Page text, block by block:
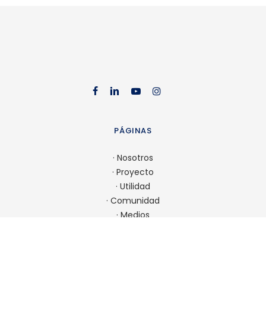
facebook
linkedin
youtube
PÁGINAS
· Nosotros
· Proyecto
· Utilidad
· Comunidad
· Medios